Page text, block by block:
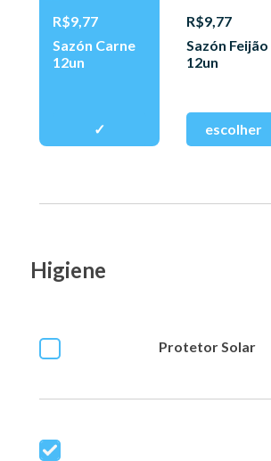
R$9,77
Sazón Carne
12un
R$9,77
Sazón Feijão
12un
Higiene
Protetor Solar